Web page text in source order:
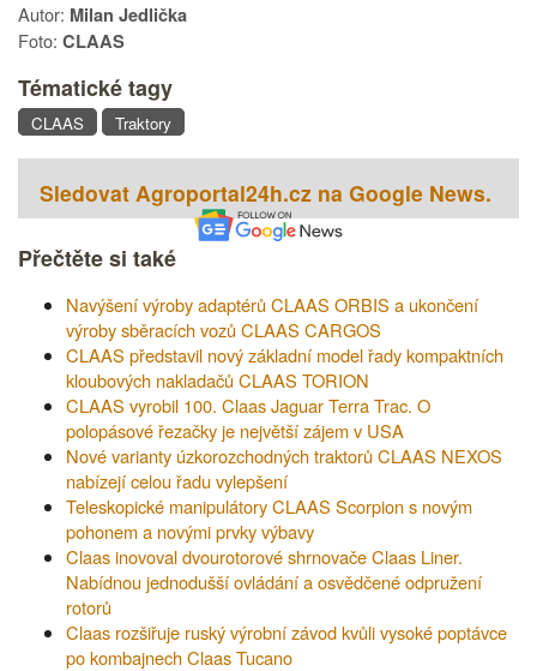
Autor: Milan Jedlička
Foto: CLAAS
Tématické tagy
CLAAS Traktory
Sledovat Agroportal24h.cz na Google News.
Přečtěte si také
Navýšení výroby adaptérů CLAAS ORBIS a ukončení
výroby sběracích vozů CLAAS CARGOS
CLAAS představil nový základní model řady kompaktních
kloubových nakladačů CLAAS TORION
CLAAS vyrobil 100. Claas Jaguar Terra Trac. O
polopásové řezačky je největší zájem v USA
Nové varianty úzkorozchodných traktorů CLAAS NEXOS
nabízejí celou řadu vylepšení
Teleskopické manipulátory CLAAS Scorpion s novým
pohonem a novými prvky výbavy
Claas inovoval dvourotorové shrnovače Claas Liner.
Nabídnou jednodušší ovládání a osvědčené odpružení
rotorů
Claas rozšiřuje ruský výrobní závod kvůli vysoké poptávce
po kombajnech Claas Tucano